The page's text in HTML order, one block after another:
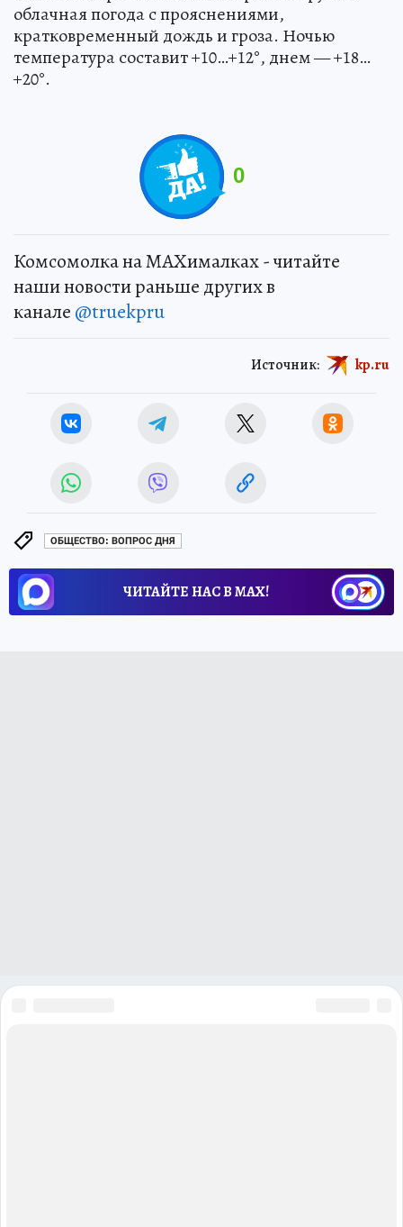
облачная погода с прояснениями,
кратковременный дождь и гроза. Ночью
температура составит +10…+12°, днем — +18…
+20°.
0
Комсомолка на MAXималках - читайте
наши новости раньше других в
канале @truekpru
Источник: kp.ru
ОБЩЕСТВО: ВОПРОС ДНЯ
ЧИТАЙТЕ НАС В МАХ!